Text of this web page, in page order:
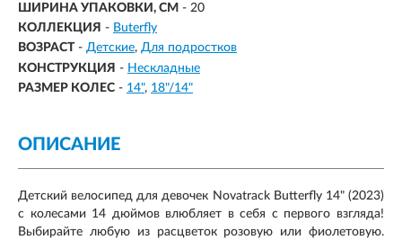
ШИРИНА УПАКОВКИ, СМ - 20
КОЛЛЕКЦИЯ - Buterfly
ВОЗРАСТ - Детские Для подростков
КОНСТРУКЦИЯ - Нескладные
РАЗМЕР КОЛЕС - 14" 18"/14"
ОПИСАНИЕ
Детский велосипед для девочек Novatrack Butterfly 14" (2023)
с колесами 14 дюймов влюбляет в себя с первого взгляда!
Выбирайте любую из расцветок розовую или фиолетовую.